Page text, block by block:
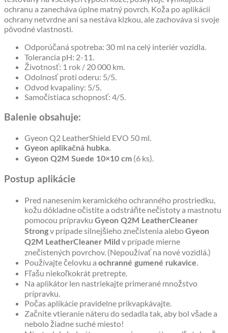
ochranu a zanecháva úplne matný povrch. Koža po aplikácii
ochrany netvrdne ani sa nestáva klzkou, ale zachováva si svoje
pôvodné vlastnosti.
Odporúčaná spotreba: 30 ml na celý interiér vozidla.
Tolerancia pH: 2-11.
Životnosť: 1 rok / 20 000 km.
Odolnosť proti oderu: 5/5.
Odvod kvapaliny: 5/5.
Samočistiaca schopnosť: 4/5.
Balenie obsahuje:
Gyeon Q2 LeatherShield EVO 50 ml.
Gyeon aplikačná hubka.
Gyeon Q2M Suede 10×10 cm (6 ks).
Postup aplikácie
Pred nanesením keramického ochranného prostriedku,
kožu dôkladne očistite a odstráňte nečistoty a mastnotu
pomocou prípravku Gyeon Q2M LeatherCleaner
Strongv prípade silnejšieho znečistenia aleboGyeon
Q2M LeatherCleaner Mild v prípade mierne
znečistených povrchov. (Nepoužívať na nové vozidlá.)
Používajte čelovku a ochranné gumené rukavice
Fľašu niekoľkokrát pretrepte.
Na aplikátor len nastriekajte primerané množstvo
prípravku.
Počas aplikácie pravidelne prikvapkávajte.
Začnite vtieranie náteru do sedadla tak, aby bol všade a
nebolo žiadne suché miesto!